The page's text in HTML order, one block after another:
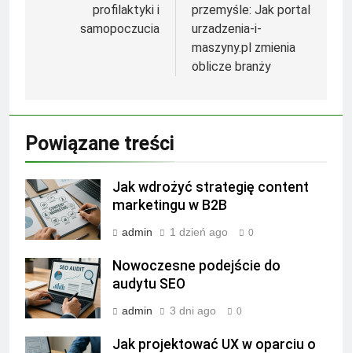
profilaktyki i
samopoczucia
przemyśle: Jak portal
urzadzenia-i-
maszyny.pl zmienia
oblicze branży
Powiązane treści
Jak wdrożyć strategię content
marketingu w B2B
admin 1 dzień ago 0
Nowoczesne podejście do
audytu SEO
admin 3 dni ago 0
Jak projektować UX w oparciu o